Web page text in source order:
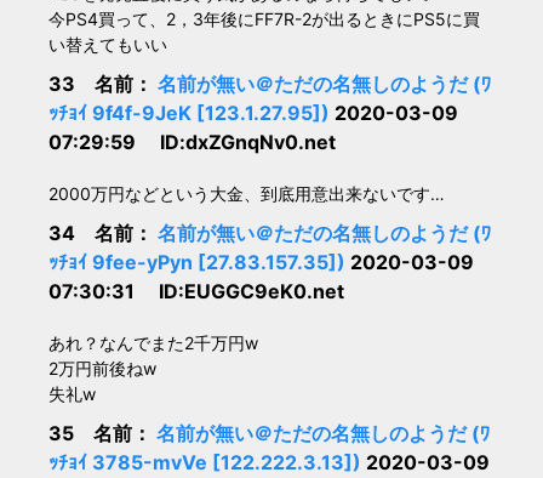
今PS4買って、2，3年後にFF7R-2が出るときにPS5に買
い替えてもいい
33 名前： 名前が無い＠ただの名無しのようだ (ﾜ
ｯﾁｮｲ 9f4f-9JeK [123.1.27.95]) 2020-03-09
07:29:59 ID:dxZGnqNv0.net
2000万円などという大金、到底用意出来ないです…
34 名前： 名前が無い＠ただの名無しのようだ (ﾜ
ｯﾁｮｲ 9fee-yPyn [27.83.157.35]) 2020-03-09
07:30:31 ID:EUGGC9eK0.net
あれ？なんでまた2千万円w
2万円前後ねw
失礼w
35 名前： 名前が無い＠ただの名無しのようだ (ﾜ
ｯﾁｮｲ 3785-mvVe [122.222.3.13]) 2020-03-09